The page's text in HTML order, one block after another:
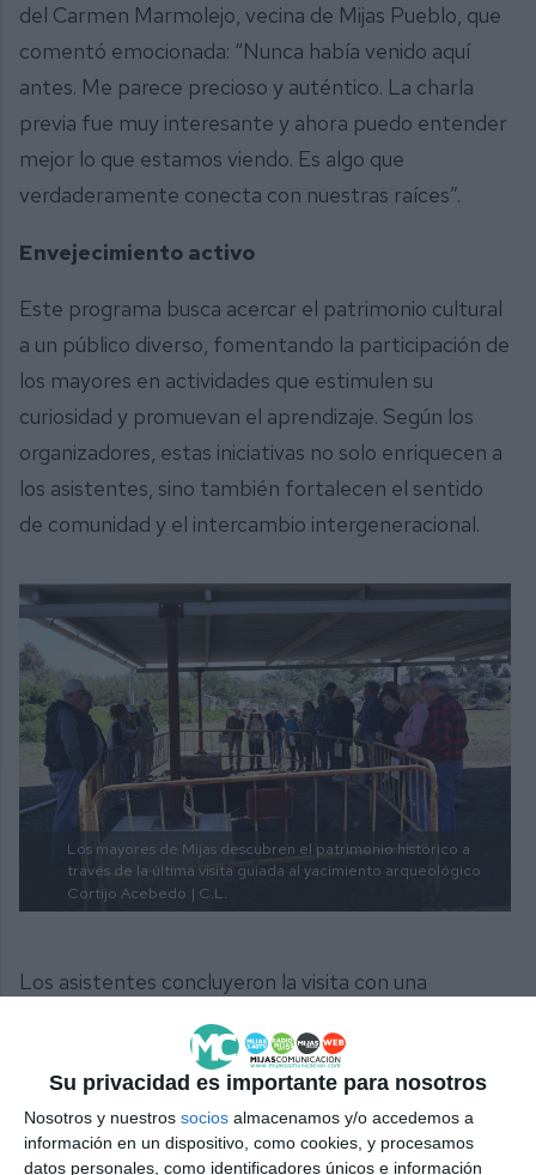
Su privacidad es importante para nosotros
Nosotros y nuestros socios almacenamos y/o accedemos a
información en un dispositivo, como cookies, y procesamos
datos personales, como identificadores únicos e información
del Carmen Marmolejo, vecina de Mijas Pueblo, que
comentó emocionada: “Nunca había venido aquí
antes. Me parece precioso y auténtico. La charla
previa fue muy interesante y ahora puedo entender
mejor lo que estamos viendo. Es algo que
verdaderamente conecta con nuestras raíces”.
Envejecimiento activo
Este programa busca acercar el patrimonio cultural
a un público diverso, fomentando la participación de
los mayores en actividades que estimulen su
curiosidad y promuevan el aprendizaje. Según los
organizadores, estas iniciativas no solo enriquecen a
los asistentes, sino también fortalecen el sentido
de comunidad y el intercambio intergeneracional.
Los mayores de Mijas descubren el patrimonio histórico a
través de la última visita guiada al yacimiento arqueológico
Cortijo Acebedo | C.L.
Los asistentes concluyeron la visita con una
y un reconocimiento por el esfuerzo del
Ayuntamiento de Mijas para acercar el patrimonio
histórico a los mayores. Estas actividades no solo
representan un homenaje a su sabiduría, sino